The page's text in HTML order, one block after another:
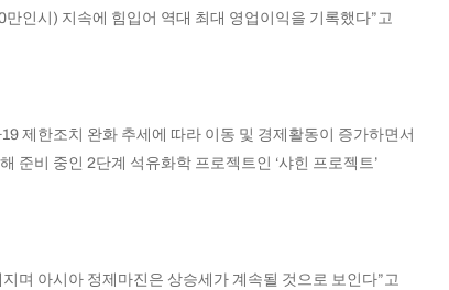
인시) 지속에 힘입어 역대 최대 영업이익을 기록했다”고
제한조치 완화 추세에 따라 이동 및 경제활동이 증가하면서
준비 중인 2단계 석유화학 프로젝트인 ‘샤힌 프로젝트’
며 아시아 정제마진은 상승세가 계속될 것으로 보인다”고